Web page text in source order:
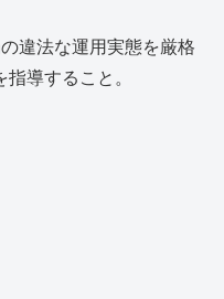
違法な運用実態を厳格
導すること。